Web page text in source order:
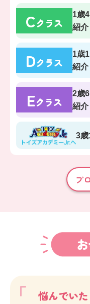
Cクラス
1歳
紹介
Dクラス
1歳
紹介
Eクラス
2歳
紹介
3歳
プ
悩んでい